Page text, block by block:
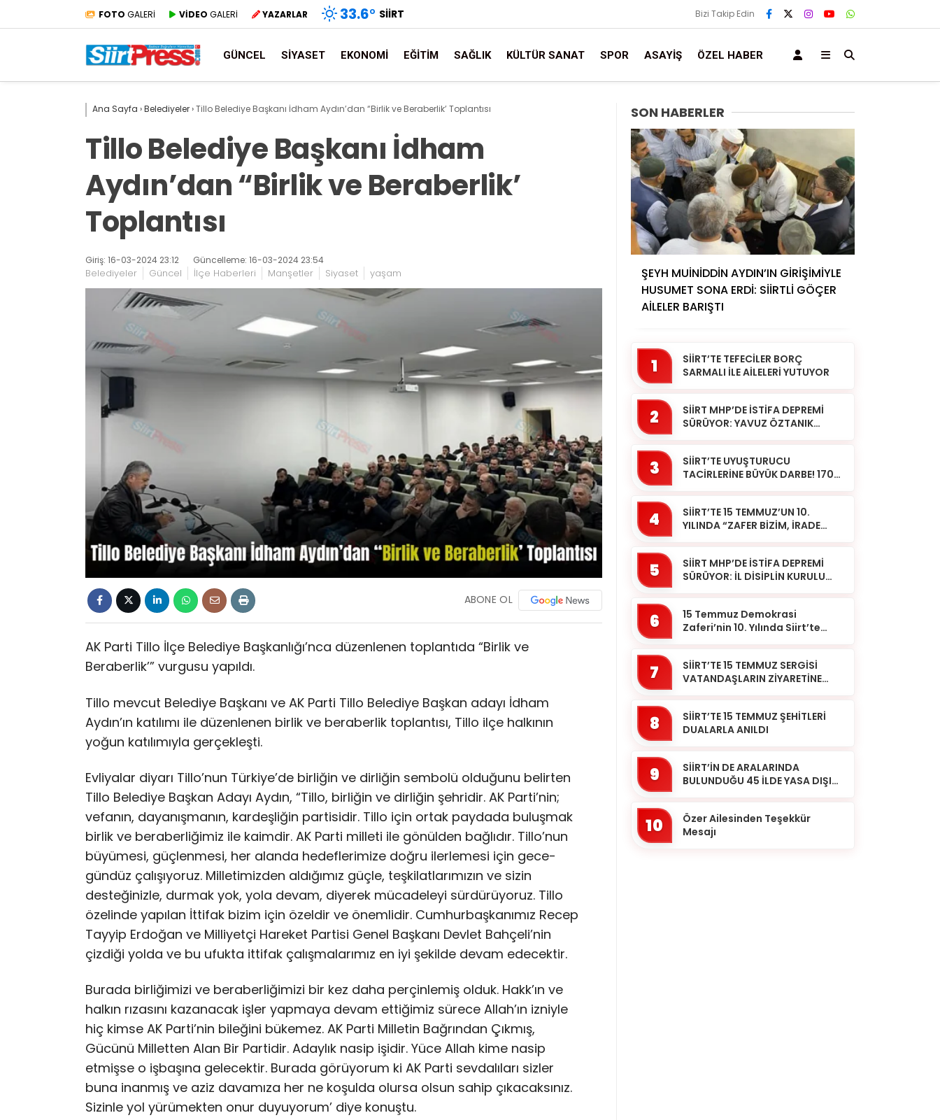
FOTO GALERİ VİDEO GALERİ YAZARLAR 33.6° SIIRT Bizi Takip Edin
GÜNCEL SIYASET EKONOMI EĞITIM SAĞLIK KÜLTÜR SANAT SPOR ASAYIŞ ÖZEL HABER
Ana Sayfa ›Belediyeler›Tillo Belediye Başkanı İdham Aydın’dan “Birlik ve Beraberlik’ Toplantısı
Tillo Belediye Başkanı İdham
Aydın’dan “Birlik ve Beraberlik’
Toplantısı
Giriş: 16-03-2024 23:12 Güncelleme: 16-03-2024 23:54
Belediyeler Güncel İlçe Haberleri Manşetler Siyaset yaşam
ABONE OL
AK Parti Tillo İlçe Belediye Başkanlığı’nca düzenlenen toplantıda “Birlik ve
Beraberlik’” vurgusu yapıldı.
Tillo mevcut Belediye Başkanı ve AK Parti Tillo Belediye Başkan adayı İdham
Aydın’ın katılımı ile düzenlenen birlik ve beraberlik toplantısı, Tillo ilçe halkının
yoğun katılımıyla gerçekleşti.
Evliyalar diyarı Tillo’nun Türkiye’de birliğin ve dirliğin sembolü olduğunu belirten
Tillo Belediye Başkan Adayı Aydın, “Tillo, birliğin ve dirliğin şehridir. AK Parti’nin;
vefanın, dayanışmanın, kardeşliğin partisidir. Tillo için ortak paydada buluşmak
birlik ve beraberliğimiz ile kaimdir. AK Parti milleti ile gönülden bağlıdır. Tillo’nun
büyümesi, güçlenmesi, her alanda hedeflerimize doğru ilerlemesi için gece-
gündüz çalışıyoruz. Milletimizden aldığımız güçle, teşkilatlarımızın ve sizin
desteğinizle, durmak yok, yola devam, diyerek mücadeleyi sürdürüyoruz. Tillo
özelinde yapılan İttifak bizim için özeldir ve önemlidir. Cumhurbaşkanımız Recep
Tayyip Erdoğan ve Milliyetçi Hareket Partisi Genel Başkanı Devlet Bahçeli’nin
çizdiği yolda ve bu ufukta ittifak çalışmalarımız en iyi şekilde devam edecektir.
Burada birliğimizi ve beraberliğimizi bir kez daha perçinlemiş olduk. Hakk’ın ve
halkın rızasını kazanacak işler yapmaya devam ettiğimiz sürece Allah’ın izniyle
hiç kimse AK Parti’nin bileğini bükemez. AK Parti Milletin Bağrından Çıkmış,
Gücünü Milletten Alan Bir Partidir. Adaylık nasip işidir. Yüce Allah kime nasip
etmişse o işbaşına gelecektir. Burada görüyorum ki AK Parti sevdalıları sizler
buna inanmış ve aziz davamıza her ne koşulda olursa olsun sahip çıkacaksınız.
Sizinle yol yürümekten onur duyuyorum’ diye konuştu.
SON HABERLER
ŞEYH MUİNİDDİN AYDIN’IN GİRİŞİMİYLE
HUSUMET SONA ERDİ: SİİRTLİ GÖÇER
AİLELER BARIŞTI
1
SİİRT’TE TEFECİLER BORÇ
SARMALI İLE AİLELERİ YUTUYOR
2
SİİRT MHP’DE İSTİFA DEPREMİ
SÜRÜYOR: YAVUZ ÖZTANIK
3
SİİRT’TE UYUŞTURUCU
TACİRLERİNE BÜYÜK DARBE! 170
TUTUKLAND...
4
SİİRT’TE 15 TEMMUZ’UN 10.
YILINDA “ZAFER BİZİM, İRADE
5
SİİRT MHP’DE İSTİFA DEPREMİ
SÜRÜYOR: İL DİSİPLİN KURULU
6
15 Temmuz Demokrasi
Zaferi’nin 10. Yılında Siirt’te
7
SİİRT’TE 15 TEMMUZ SERGİSİ
VATANDAŞLARIN ZİYARETİNE
8
SİİRT’TE 15 TEMMUZ ŞEHİTLERİ
DUALARLA ANILDI
9
SİİRT’İN DE ARALARINDA
BULUNDUĞU 45 İLDE YASA DIŞI
10
Özer Ailesinden Teşekkür
Mesajı